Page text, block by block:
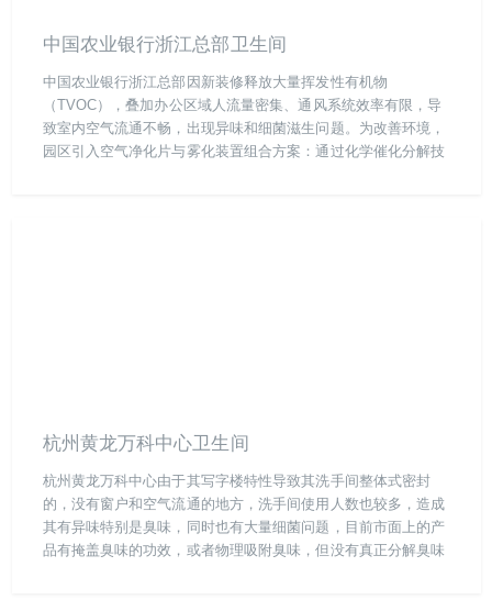
中国农业银行浙江总部卫生间
中国农业银行浙江总部因新装修释放大量挥发性有机物
（TVOC），叠加办公区域人流量密集、通风系统效率有限，导
致室内空气流通不畅，出现异味和细菌滋生问题。为改善环境，
园区引入空气净化片与雾化装置组合方案：通过化学催化分解技
杭州黄龙万科中心卫生间
杭州黄龙万科中心由于其写字楼特性导致其洗手间整体式密封
的，没有窗户和空气流通的地方，洗手间使用人数也较多，造成
其有异味特别是臭味，同时也有大量细菌问题，目前市面上的产
品有掩盖臭味的功效，或者物理吸附臭味，但没有真正分解臭味